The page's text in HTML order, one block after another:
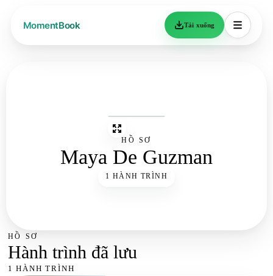
Tải xuống
HỒ SƠ
Maya De Guzman
1 HÀNH TRÌNH
HỒ SƠ
Hành trình đã lưu
1 HÀNH TRÌNH